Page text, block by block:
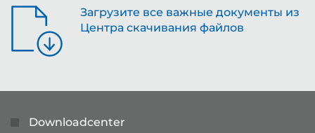
Загрузите все важные документы из
Центра скачивания файлов
Downloadcenter